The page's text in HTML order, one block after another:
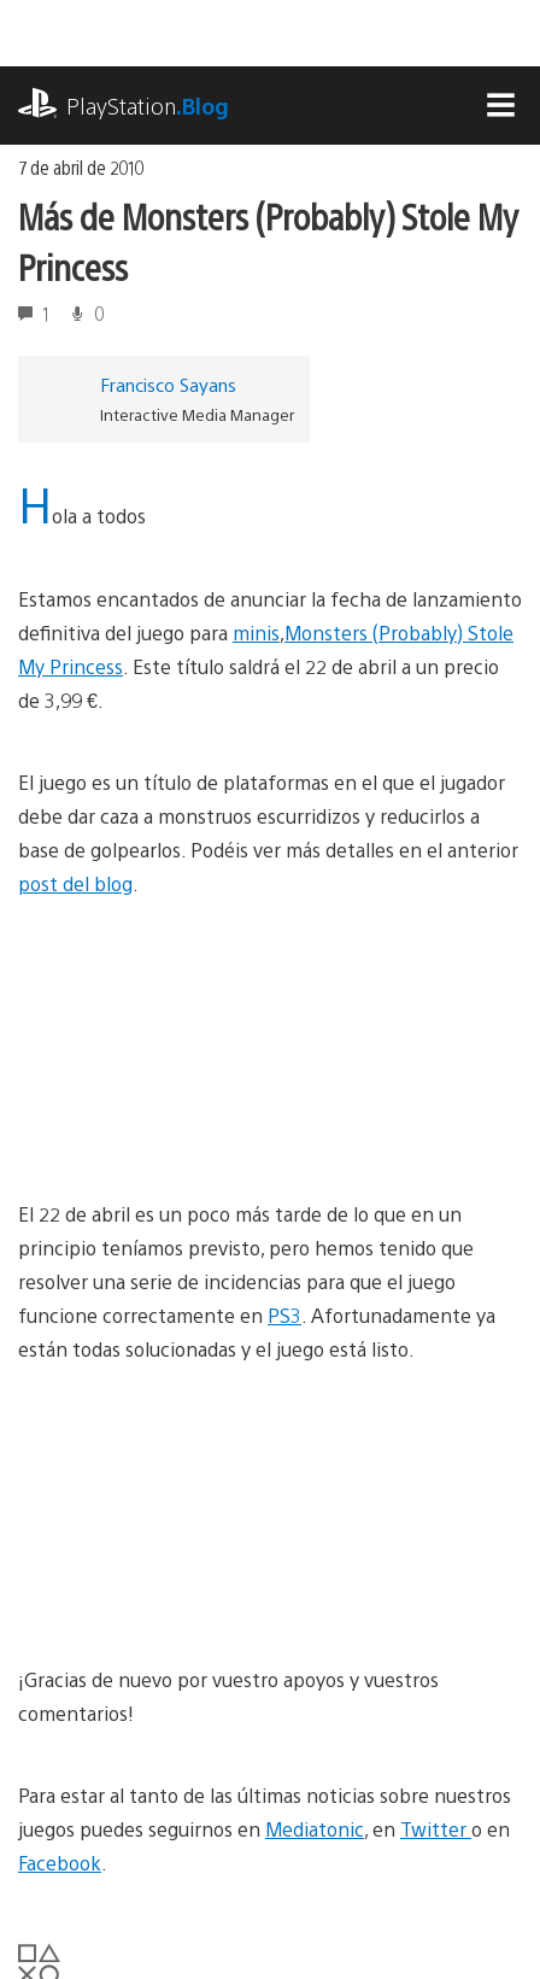
contenido
PlayStation.Blog
7 de abril de 2010
Más de Monsters (Probably) Stole My
Princess
1 0
Francisco Sayans
Interactive Media Manager
Hola a todos
Estamos encantados de anunciar la fecha de lanzamiento
definitiva del juego para minis,Monsters (Probably) Stole
My Princess . Este título saldrá el 22 de abril a un precio
de 3,99 €.
El juego es un título de plataformas en el que el jugador
debe dar caza a monstruos escurridizos y reducirlos a
base de golpearlos. Podéis ver más detalles en el anterior
post del blog
El 22 de abril es un poco más tarde de lo que en un
principio teníamos previsto, pero hemos tenido que
resolver una serie de incidencias para que el juego
funcione correctamente en PS3 . Afortunadamente ya
están todas solucionadas y el juego está listo.
¡Gracias de nuevo por vuestro apoyos y vuestros
comentarios!
Para estar al tanto de las últimas noticias sobre nuestros
juegos puedes seguirnos en Mediatonic, en Twittero en
Facebook